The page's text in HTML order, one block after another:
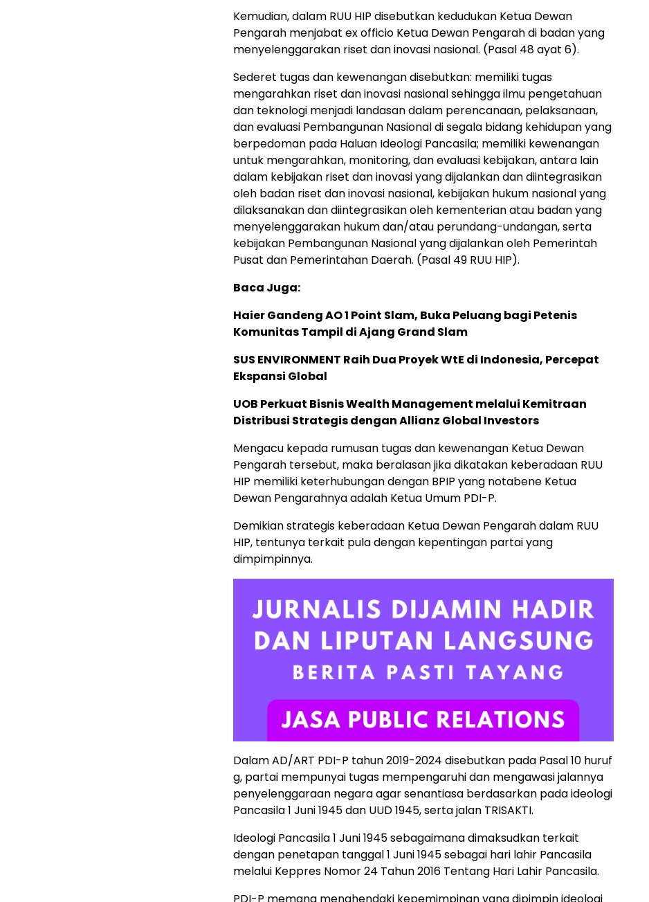
Kemudian, dalam RUU HIP disebutkan kedudukan Ketua Dewan
Pengarah menjabat ex officio Ketua Dewan Pengarah di badan yang
menyelenggarakan riset dan inovasi nasional. (Pasal 48 ayat 6).
Sederet tugas dan kewenangan disebutkan: memiliki tugas
mengarahkan riset dan inovasi nasional sehingga ilmu pengetahuan
dan teknologi menjadi landasan dalam perencanaan, pelaksanaan,
dan evaluasi Pembangunan Nasional di segala bidang kehidupan yang
berpedoman pada Haluan Ideologi Pancasila; memiliki kewenangan
untuk mengarahkan, monitoring, dan evaluasi kebijakan, antara lain
dalam kebijakan riset dan inovasi yang dijalankan dan diintegrasikan
oleh badan riset dan inovasi nasional, kebijakan hukum nasional yang
dilaksanakan dan diintegrasikan oleh kementerian atau badan yang
menyelenggarakan hukum dan/atau perundang-undangan, serta
kebijakan Pembangunan Nasional yang dijalankan oleh Pemerintah
Pusat dan Pemerintahan Daerah. (Pasal 49 RUU HIP).
Baca Juga:
Haier Gandeng AO 1 Point Slam, Buka Peluang bagi Petenis
Komunitas Tampil di Ajang Grand Slam
SUS ENVIRONMENT Raih Dua Proyek WtE di Indonesia, Percepat
Ekspansi Global
UOB Perkuat Bisnis Wealth Management melalui Kemitraan
Distribusi Strategis dengan Allianz Global Investors
Mengacu kepada rumusan tugas dan kewenangan Ketua Dewan
Pengarah tersebut, maka beralasan jika dikatakan keberadaan RUU
HIP memiliki keterhubungan dengan BPIP yang notabene Ketua
Dewan Pengarahnya adalah Ketua Umum PDI-P.
Demikian strategis keberadaan Ketua Dewan Pengarah dalam RUU
HIP, tentunya terkait pula dengan kepentingan partai yang
dimpimpinnya.
Dalam AD/ART PDI-P tahun 2019-2024 disebutkan pada Pasal 10 huruf
g, partai mempunyai tugas mempengaruhi dan mengawasi jalannya
penyelenggaraan negara agar senantiasa berdasarkan pada ideologi
Pancasila 1 Juni 1945 dan UUD 1945, serta jalan TRISAKTI.
Ideologi Pancasila 1 Juni 1945 sebagaimana dimaksudkan terkait
dengan penetapan tanggal 1 Juni 1945 sebagai hari lahir Pancasila
melalui Keppres Nomor 24 Tahun 2016 Tentang Hari Lahir Pancasila.